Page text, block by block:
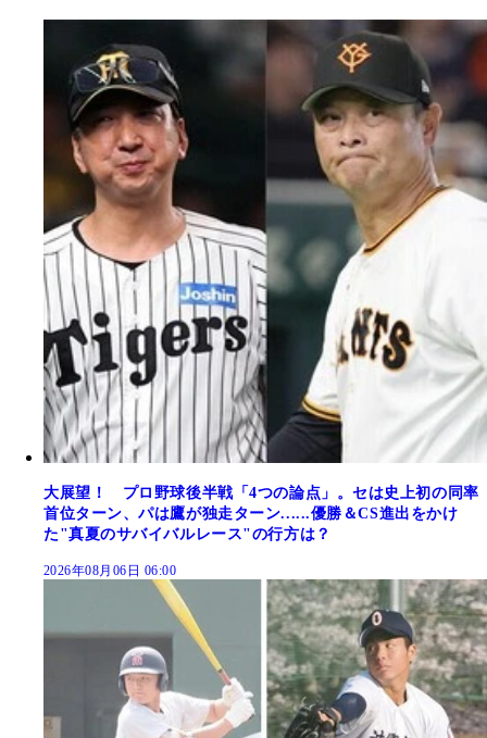
大展望！ プロ野球後半戦「4つの論点」。セは史上初の同率
首位ターン、パは鷹が独走ターン......優勝＆CS進出をかけ
た"真夏のサバイバルレース"の行方は？
2026年08月06日 06:00